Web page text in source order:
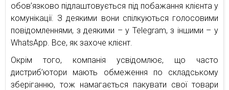
обов’язково підлаштовується під побажання клієнта у
комунікації. З деякими вони спілкуються голосовими
повідомленнями, з деякими – у Telegram, з іншими – у
WhatsApp. Все, як захоче клієнт.
Окрім того, компанія усвідомлює, що часто
дистриб’ютори мають обмеження по складському
зберіганню, тож намагається пакувати свої товари